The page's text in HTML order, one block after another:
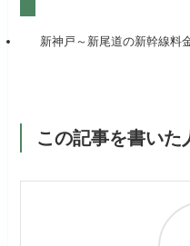
新神戸～新尾道の新幹線料
この記事を書いた